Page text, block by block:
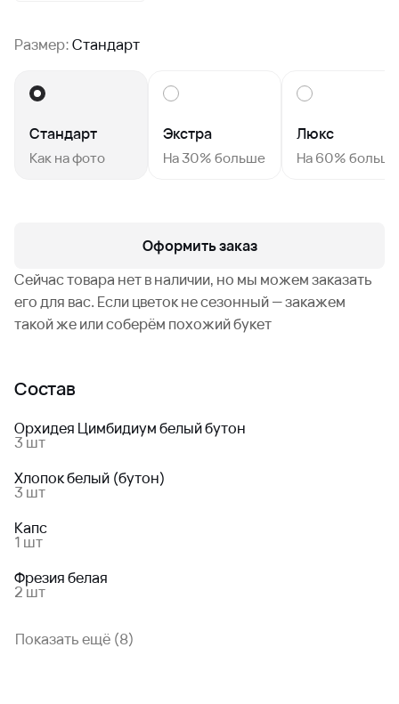
Размер:Стандарт
Стандарт
Как на фото
Экстра
На 30% больше
Люкс
На 60% больше
Оформить заказ
Сейчас товара нет в наличии, но мы можем заказать
его для вас. Если цветок не сезонный — закажем
такой же или соберём похожий букет
Состав
Орхидея Цимбидиум белый бутон
3 шт
Хлопок белый (бутон)
3 шт
Капс
1 шт
Фрезия белая
2 шт
Показать ещё (8)